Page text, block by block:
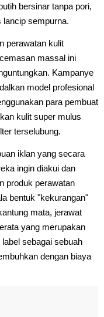
bersinar tanpa pori,
lancip sempurna.
perawatan kulit
massal ini
Kampanye
model profesional
para pembuat
kulit super mulus
terselubung.
iklan yang secara
ingin diakui dan
produk perawatan
bentuk "kekurangan"
mata, jerawat
yang merupakan
sebagai sebuah
dengan biaya